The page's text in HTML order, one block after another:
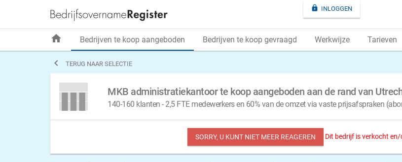
 TERUG NAAR SELECTIE
MKB administratiekantoor te koop aangeboden aan de rand van
140-160 klanten - 2,5 FTE medewerkers en 60% van de omzet via vaste prijsafspraken
SORRY, U KUNT NIET MEER REAGEREN Dit bedrijf is verkocht
 INLOGGEN
home Bedrijven te koop aangeboden Bedrijven te koop gevraagd Werkwijze Tarieven